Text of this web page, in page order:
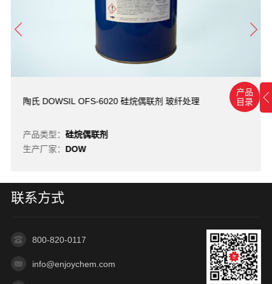
产品
目录
陶氏 DOWSIL OFS-6020 硅烷偶联剂 玻纤处理
产品类型：硅烷偶联剂
生产厂家： DOW
联系方式
800-820-0117
info@enjoychem.com